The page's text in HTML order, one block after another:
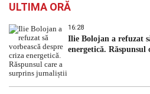
ULTIMA ORĂ
16:28
Ilie Bolojan a refuzat
energetică.